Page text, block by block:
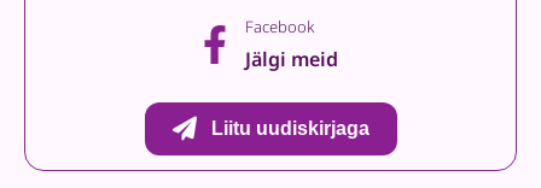
Facebook
Jälgi meid
Liitu uudiskirjaga